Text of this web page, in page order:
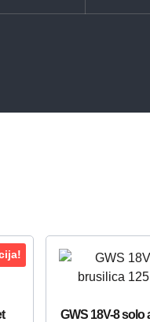
GWS 18V-8 solo